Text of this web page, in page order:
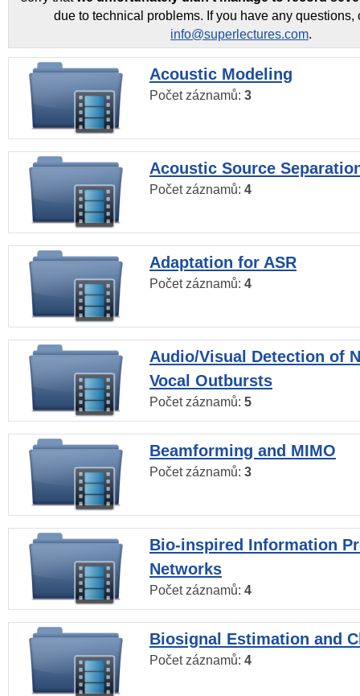
due to technical problems. If you have any questions,
info@superlectures.com.
Acoustic Modeling
Počet záznamů: 3
Acoustic Source
Počet záznamů: 4
Adaptation for ASR
Počet záznamů: 4
Audio/Visual Detection of
Vocal Outbursts
Počet záznamů: 5
Beamforming and MIMO
Počet záznamů: 3
Bio-inspired Information
Networks
Počet záznamů: 4
Biosignal Estimation and
Počet záznamů: 4